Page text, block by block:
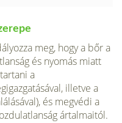
meg, hogy a bőr a
és nyomás miatt
a
illet­ve a
és megvédi a
ártalmaitól.